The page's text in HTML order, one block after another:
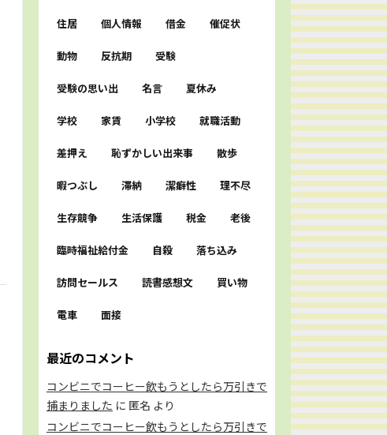
住居 個人情報 借金 催促状
動物 反抗期 受験
受験の思い出 名言 夏休み
学校 家賃 小学校 就職活動
差押え 恥ずかしい出来事 散歩
暇つぶし 滞納 潔癖性 理不尽
生存競争 生活保護 税金 老後
臨時福祉給付金 自殺 落ち込み
訪問セールス 読書感想文 買い物
電車 面接
最近のコメント
コンビニでコーヒー飲もうとしたら万引きで
捕まりました に 匿名 より
コンビニでコーヒー飲もうとしたら万引きで